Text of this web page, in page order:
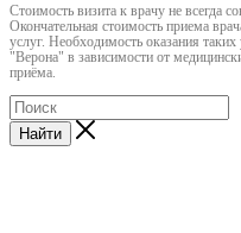
Cтоимость визита к врачу не всегда
Окончательная стоимость приема
услуг. Необходимость оказания
"Верона" в зависимости от
приёма.
Найти